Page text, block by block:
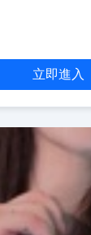
立即進入